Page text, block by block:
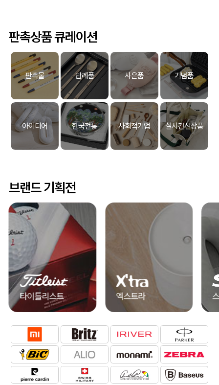
판촉상품 큐레이션
판촉물 답례품 사은품 기념품
아이디어 한국전통 사회적기업 실시간신상품
브랜드 기획전
엑스트라 스카이